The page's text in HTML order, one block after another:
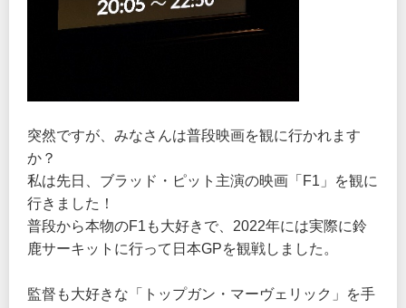
突然ですが、みなさんは普段映画を観に行かれます
か？
私は先日、ブラッド・ピット主演の映画「F1」を観に
行きました！
普段から本物のF1も大好きで、2022年には実際に鈴
鹿サーキットに行って日本GPを観戦しました。
監督も大好きな「トップガン・マーヴェリック」を手